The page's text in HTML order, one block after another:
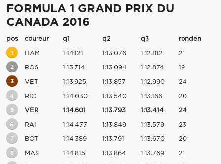
FORMULA 1 GRAND PRIX DU
CANADA 2016
pos coureur q1 q2 q3 ronden
1 HAM 1:14.121 1:13.076 1:12.812 21
2 ROS 1:13.714 1:13.094 1:12.874 19
3 VET 1:13.925 1:13.857 1:12.990 24
4 RIC 1:14.030 1:13.540 1:13.166 20
5 VER 1:14.601 1:13.793 1:13.414 24
6 RAI 1:14.477 1:13.849 1:13.579 23
7 BOT 1:14.389 1:13.791 1:13.670 20
8 MAS 1:14.815 1:13.864 1:13.769 21